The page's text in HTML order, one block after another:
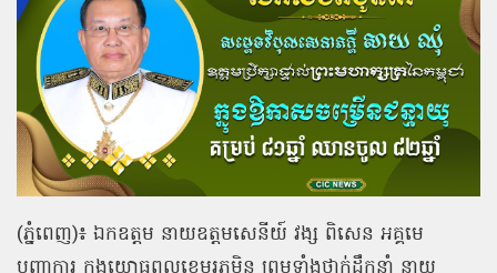
(ភ្នំពេញ)៖ ឯកឧត្ដម នាយឧត្ដមសេនីយ៍ វង្ស ពិសេន អគ្គមេ